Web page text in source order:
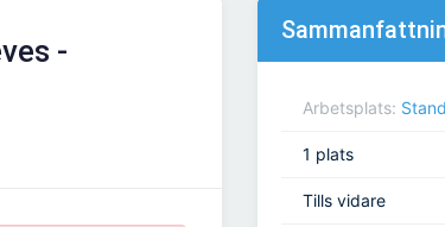
-
Arbetsplats:
1 plats
Tills vidare